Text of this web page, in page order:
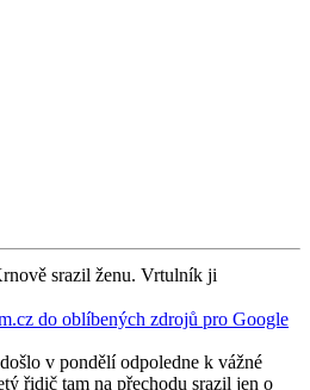
srazil ženu. Vrtulník ji
do oblíbených zdrojů pro Google
v pondělí odpoledne k vážné
řidič tam na přechodu srazil jen o